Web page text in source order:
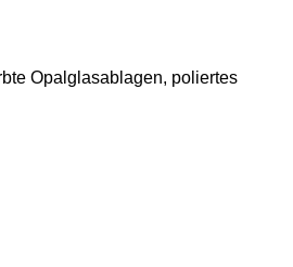
Opalglasablagen, poliertes